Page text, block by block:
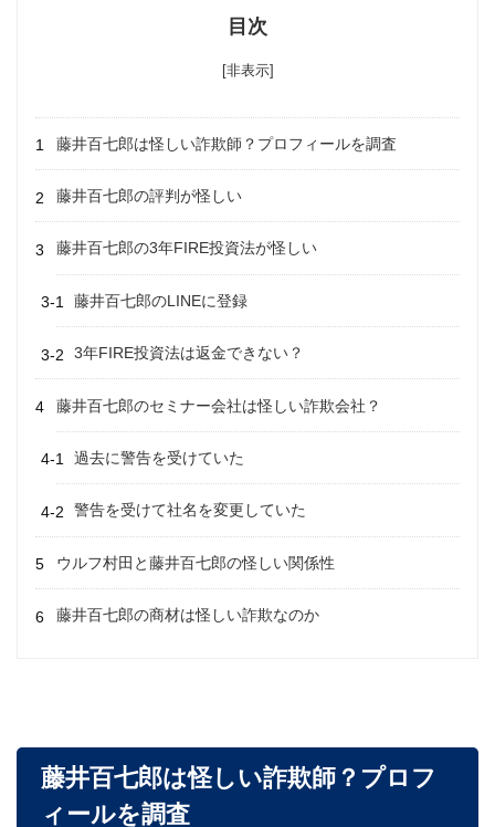
目次
[非表示]
藤井百七郎は怪しい詐欺師？プロフィールを調査
藤井百七郎の評判が怪しい
藤井百七郎の3年FIRE投資法が怪しい
藤井百七郎のLINEに登録
3年FIRE投資法は返金できない？
藤井百七郎のセミナー会社は怪しい詐欺会社？
過去に警告を受けていた
警告を受けて社名を変更していた
ウルフ村田と藤井百七郎の怪しい関係性
藤井百七郎の商材は怪しい詐欺なのか
藤井百七郎は怪しい詐欺師？プロフ
ィールを調査